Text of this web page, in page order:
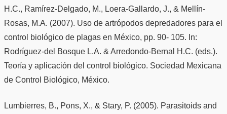
H.C., Ramírez-Delgado, M., Loera-Gallardo, J., & Mellín-
Rosas, M.A. (2007). Uso de artrópodos depredadores para el
control biológico de plagas en México, pp. 90- 105. In:
Rodríguez-del Bosque L.A. & Arredondo-Bernal H.C. (eds.).
Teoría y aplicación del control biológico. Sociedad Mexicana
de Control Biológico, México.
Lumbierres, B., Pons, X., & Stary, P. (2005). Parasitoids and